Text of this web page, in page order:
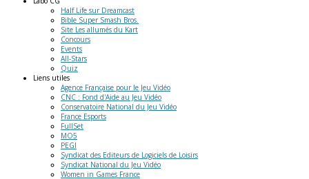
Half Life sur Dreamcast
Bible Super Smash Bros.
Site Les allumés du Kart
Concours
Events
All-Stars
Quiz
Liens utiles
Agence Française pour le Jeu Vidéo
CNC : Fond d'Aide au Jeu Vidéo
Conservatoire National du Jeu Vidéo
France Esports
FullSet
MO5
PEGI
Syndicat des Editeurs de Logiciels de Loisirs
Syndicat National du Jeu Vidéo
Women in Games France